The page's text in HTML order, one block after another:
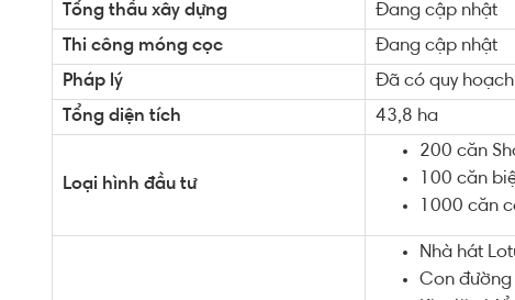
Tổng thầu xây dựng
Đang cập nhật
Thi công móng cọc
Đang cập nhật
Pháp lý
Đã có quy
Tổng diện tích
43,8 ha
Loại hình đầu tư
200 căn
100 căn
1000 căn
Nhà hát
Con đường